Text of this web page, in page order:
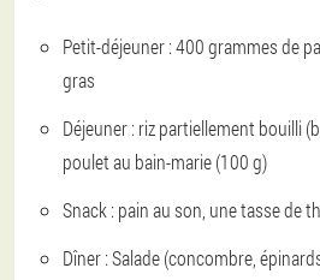
Petit-déjeuner : 400 grammes de
gras
Déjeuner : riz partiellement bouilli
poulet au bain-marie (100 g)
Snack : pain au son, une tasse de
Dîner : Salade (concombre,